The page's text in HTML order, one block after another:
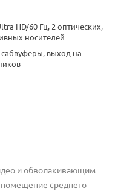
HD/60 Гц, 2 оптических,
носителей
сабвуферы, выход на
и обволакивающим
помещение среднего